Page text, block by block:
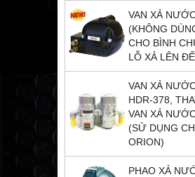
VAN XẢ
(KHÔNG
CHO BÌNH
LỖ XẢ LÊN
VAN XẢ
HDR-378,
VAN XẢ
(SỬ DỤNG
ORION)
PHAO XẢ